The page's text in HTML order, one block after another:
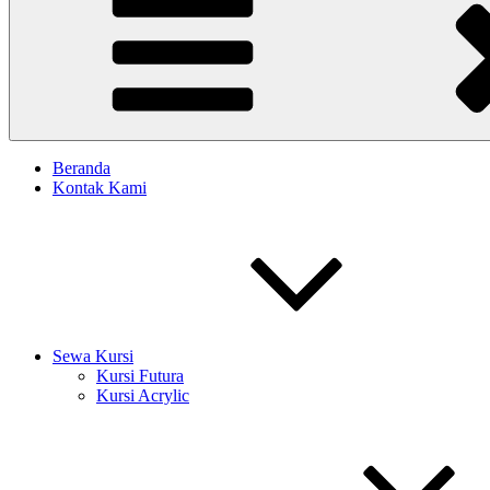
Beranda
Kontak Kami
Sewa Kursi
Kursi Futura
Kursi Acrylic